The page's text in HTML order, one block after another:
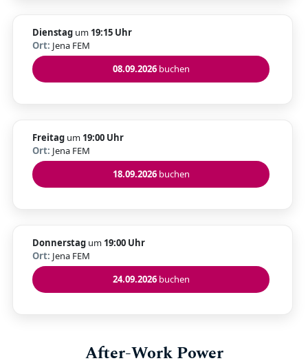
Dienstag um 19:15 Uhr
Ort: Jena FEM
08.09.2026buchen
Freitag um 19:00 Uhr
Ort: Jena FEM
18.09.2026buchen
Donnerstag um 19:00 Uhr
Ort: Jena FEM
24.09.2026buchen
After-Work Power